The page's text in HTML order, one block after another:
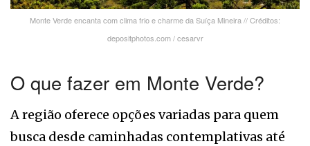
Monte Verde encanta com clima frio e charme da Suíça Mineira // Créditos:
depositphotos.com / cesarvr
O que fazer em Monte Verde?
A região oferece opções variadas para quem
busca desde caminhadas contemplativas até